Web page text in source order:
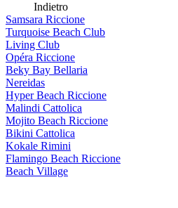
Indietro
Samsara Riccione
Turquoise Beach Club
Living Club
Opéra Riccione
Beky Bay Bellaria
Nereidas
Hyper Beach Riccione
Malindi Cattolica
Mojito Beach Riccione
Bikini Cattolica
Kokale Rimini
Flamingo Beach Riccione
Beach Village